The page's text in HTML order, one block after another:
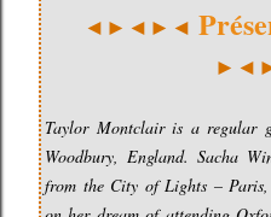
◄►◄►◄
Taylor Montclair is a regular
Woodbury, England. Sacha
from the City of Lights –